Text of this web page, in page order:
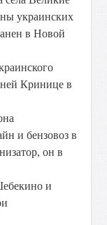
украинских
в Новой
Кринице в
и бензовоз в
он в
и